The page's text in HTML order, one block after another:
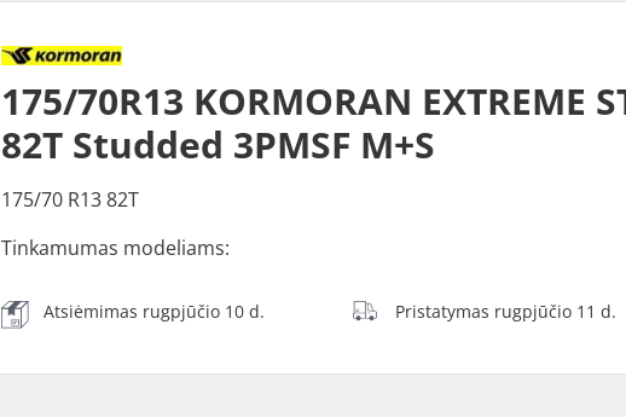
175/70R13 KORMORAN EXTREME
82T Studded 3PMSF M+S
175/70 R13 82T
Tinkamumas modeliams:
Atsiėmimas rugpjūčio 10 d. Pristatymas rugpjūčio 11 d.